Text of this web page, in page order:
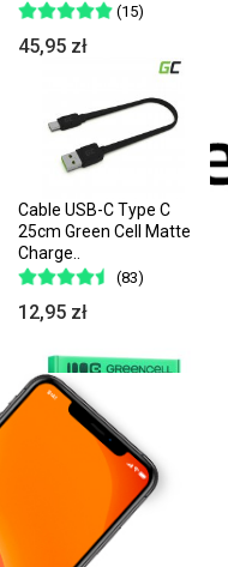
(15)
45,95 zł
Cable USB-C Type C
25cm Green Cell Matte
Charge..
(83)
12,95 zł
Green Cell Batterie
AS10D31 AS10D41